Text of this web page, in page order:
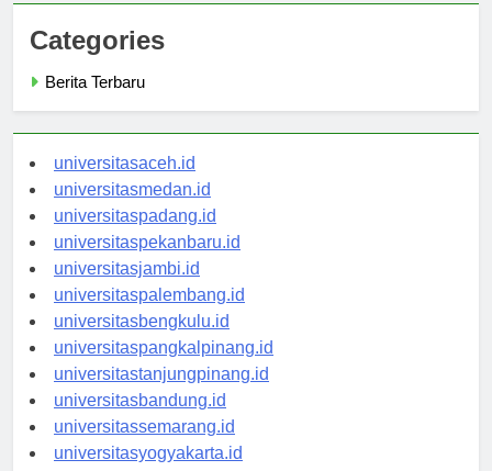
Categories
universitasaceh.id
universitasmedan.id
universitaspadang.id
universitaspekanbaru.id
universitasjambi.id
universitaspalembang.id
universitasbengkulu.id
universitaspangkalpinang.id
universitastanjungpinang.id
universitasbandung.id
universitassemarang.id